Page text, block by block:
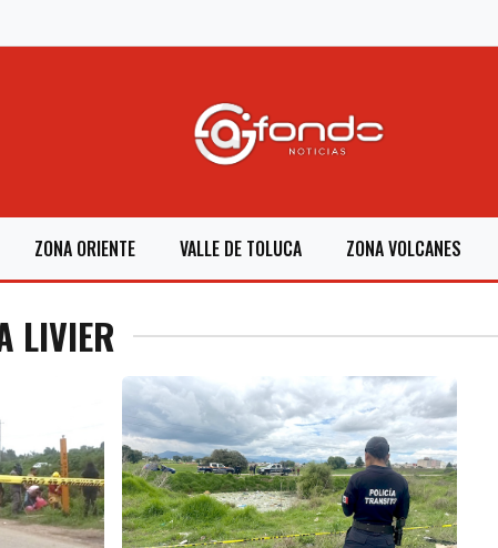
ZONA ORIENTE VALLE DE TOLUCA ZONA VOLCANES
LIVIER